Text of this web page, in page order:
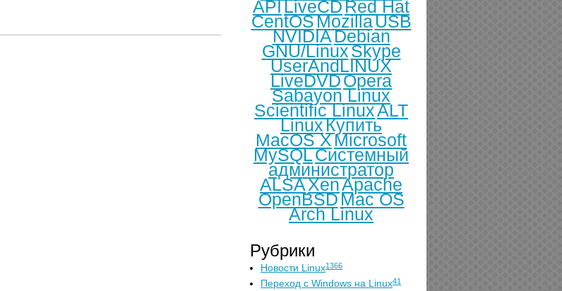
APILiveCDRed Hat
CentOSMozillaUSB
NVIDIADebian
GNU/LinuxSkype
UserAndLINUX
LiveDVDOpera
Sabayon Linux
Scientific LinuxALT
LinuxКупить
MacOS XMicrosoft
MySQLСистемный
администратор
ALSAXenApache
OpenBSD Mac OS
Arch Linux
Рубрики
Новости Linux1366
Переход с Windows на Linux41